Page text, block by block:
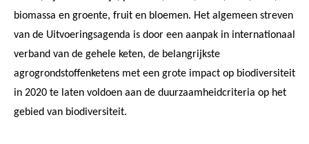
biomassa en groente, fruit en bloemen. Het algemeen streven
van de Uitvoeringsagenda is door een aanpak in internationaal
verband van de gehele keten, de belangrijkste
agrogrondstoffenketens met een grote impact op biodiversiteit
in 2020 te laten voldoen aan de duurzaamheidcriteria op het
gebied van biodiversiteit.